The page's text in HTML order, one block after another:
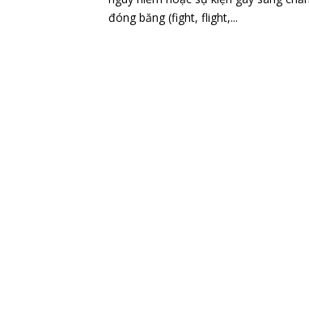
đóng băng (fight, flight,...